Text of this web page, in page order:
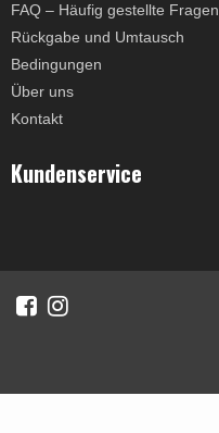
FAQ – Häufig gestellte Fragen
Rückgabe und Umtausch
Bedingungen
Über uns
Kontakt
Kundenservice